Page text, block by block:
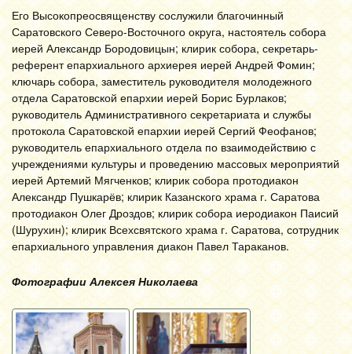
Его Высокопреосвященству сослужили благочинный
Саратовского Северо-Восточного округа, настоятель собора
иерей Александр Бородовицын; клирик собора, секретарь-
референт епархиального архиерея иерей Андрей Фомин;
ключарь собора, заместитель руководителя молодежного
отдела Саратовской епархии иерей Борис Бурлаков;
руководитель Административного секретариата и службы
протокола Саратовской епархии иерей Сергий Феофанов;
руководитель епархиального отдела по взаимодействию с
учреждениями культуры и проведению массовых мероприятий
иерей Артемий Мягченков; клирик собора протодиакон
Александр Пушкарёв; клирик Казанского храма г. Саратова
протодиакон Олег Дроздов; клирик собора иеродиакон Паисий
(Шурухин); клирик Всехсвятского храма г. Саратова, сотрудник
епархиального управления диакон Павел Тараканов.
Фотографии Алексея Николаева